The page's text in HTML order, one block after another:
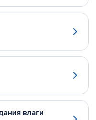
влаги